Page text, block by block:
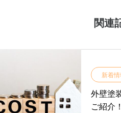
関連
新着
外壁塗
ご紹介！